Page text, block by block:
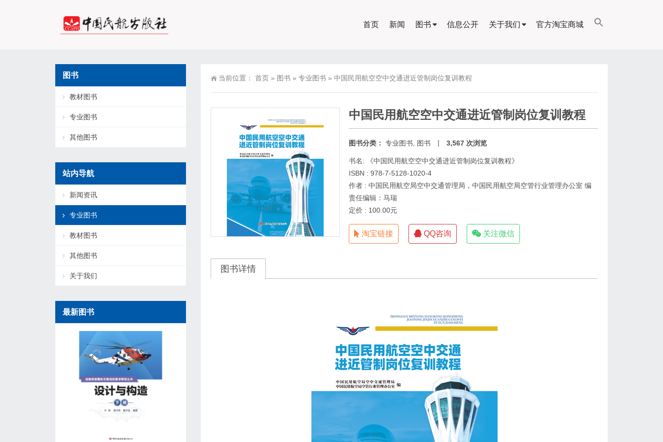
首页 新闻 图书 信息公开 关于我们 官方淘宝商城
当前位置： 首页 » 图书 » 专业图书 » 中国民用航空空中交通进近管制岗位复训教程
中国民用航空空中交通进近管制岗位复训教程
图书分类： 专业图书 图书 | 3,567 次浏览
书名: 《中国民用航空空中交通进近管制岗位复训教程》
ISBN : 978-7-5128-1020-4
作者 : 中国民用航空局空中交通管理局，中国民用航空局空管行业管理办公室 编
责任编辑：马瑞
定价 : 100.00元
淘宝链接 QQ咨询 关注微信
图书详情
图书
教材图书
专业图书
其他图书
站内导航
新闻资讯
专业图书
教材图书
其他图书
关于我们
最新图书